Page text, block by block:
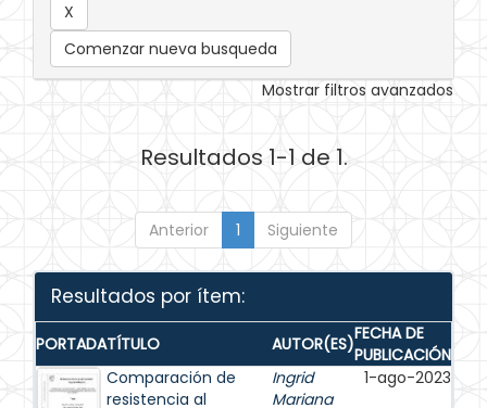
Comenzar nueva busqueda
Mostrar filtros avanzados
Resultados 1-1 de 1.
Anterior 1 Siguiente
Resultados por ítem:
PORTADATÍTULO AUTOR(ES)FECHA DE
PUBLICACIÓN
Comparación de
resistencia al
Ingrid
Mariana
1-ago-2023